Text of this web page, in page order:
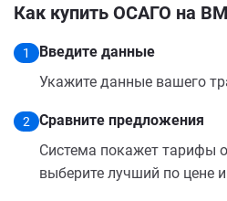
Как купить ОСАГО на
1
Введите данные
Укажите данные вашего
2
Сравните предложения
Система покажет тарифы
выберите лучший по цене